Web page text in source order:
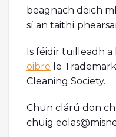
beagnach deich
sí an taithí
Is féidir tuilleadh a
oibre le
Cleaning Society.
Chun clárú don
chuig